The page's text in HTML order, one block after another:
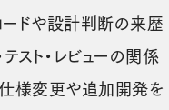
ドや設計判断の来歴
スト・レビューの関係
仕様変更や追加開発を